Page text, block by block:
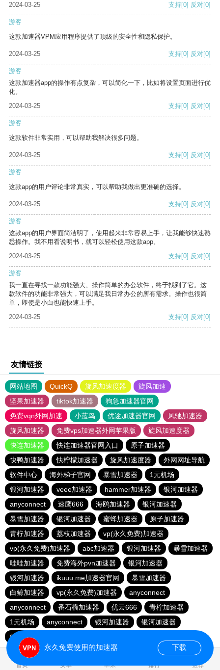
2024-03-25 支持[0] 反对[0]
游客
这款加速器VPM应用程序提供了顶级的安全性和隐私保护。
2024-03-25 支持[0] 反对[0]
游客
这款加速器app的操作有点复杂，可以简化一下，比如将设置页面进行优
化。
2024-03-25
支持[0] 反对[0]
游客
这款软件非常实用，可以帮助我解决很多问题。
2024-03-25 支持[0] 反对[0]
游客
这款app的用户评论非常真实，可以帮助我做出更准确的选择。
2024-03-25 支持[0] 反对[0]
游客
这款app的用户界面简洁明了，使用起来非常容易上手，让我能够快速熟
悉操作。我不用看说明书，就可以轻松使用这款app。
2024-03-25
支持[0] 反对[0]
游客
我一直在寻找一款功能强大、操作简单的办公软件，终于找到了它。这
款软件的功能非常强大，可以满足我日常办公的所有需求。操作也很简
单，即使是小白也能快速上手。
2024-03-25
支持[0] 反对[0]
友情链接
网站地图 QuickQ 旋风加速度器
旋风加速
坚果加速器
tiktok加速器
狗急加速器官网
免费vqn外网加速
小蓝鸟 优途加速器官网
风驰加速器
旋风加速器
免费vps加速器外网苹果版
旋风加速度器
快连加速器
快连加速器官网入口
原子加速器
快鸭加速器
快柠檬加速器 旋风加速度器
外网网址导航
软件中心
海外梯子官网 暴雪加速器
1元机场
银河加速器
veee加速器 hammer加速器
银河加速器
anyconnect
速鹰666 海鸥加速器
银河加速器
暴雪加速器
银河加速器 蜜蜂加速器
原子加速器
青柠加速器
荔枝加速器
vp(永久免费)加速器
vp(永久免费)加速器
abc加速器 银河加速器
暴雪加速器
哇哇加速器
免费海外pvn加速器
银河加速器
银河加速器
ikuuu.me加速器官网
暴雪加速器
白鲸加速器
vp(永久免费)加速器
anyconnect
anyconnect
番石榴加速器 优云666
青柠加速器
1元机场
anyconnect 银河加速器
银河加速器
银河加速器
首页 安卓 苹果 排行 推荐
永久免费使用的加速器 下载
1.561484s